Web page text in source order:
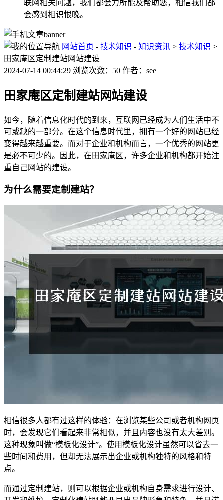
联网相关问题，我们都会力所能及帮助您，相信我们都
会感到相识恨晚。
网站首页 - 技术知识 - 知识资讯 > 技术知识 >
田家庵区定制建站网站建设
2024-07-14 00:44:29 浏览次数：50 作者：see
田家庵区定制建站网站建设
如今，随着信息化时代的到来，互联网已经成为人们生活中不
可或缺的一部分。在这个信息时代里，拥有一个好的网站已经
变得越来越重要。而对于企业和机构而言，一个优秀的网站更
是必不可少的。因此，在田家庵区，许多企业和机构都开始注
重自己网站的建设。
为什么需要定制建站？
相信很多人都有过这样的体验：在浏览某些公司或者机构网页
时，会发现它们看起来非常相似，并且内容也没有太大差别。
这种现象叫做“模板化设计”。使用模板化设计虽然可以省去一
些时间和费用，但却无法展示出企业或机构独特的风格和特
点。
而通过定制建站，则可以根据企业或机构自身需求进行设计、